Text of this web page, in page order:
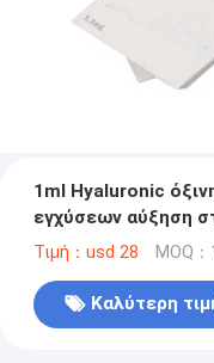
1ml Hyaluronic
εγχύσεων αύξηση
απευθείας σύνδεση
Τιμή：usd 28 MOQ：
Καλύτερη